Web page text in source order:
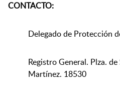
CONTACTO:
Delegado de Protección
Registro General. Plza.
Martínez. 18530